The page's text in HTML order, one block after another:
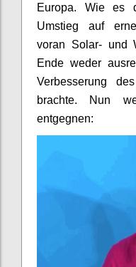
Europa. Wie es
Umstieg auf
voran Solar- und
Ende weder
Verbesserung
brachte. Nun
entgegnen: